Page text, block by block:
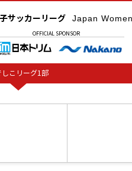
サッカーリーグ Japan
OFFICIAL SPONSOR
しこリーグ1部